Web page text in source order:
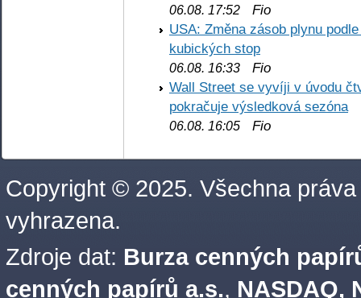
06.08. 17:52 Fio
USA: Změna zásob plynu
kubických stop
06.08. 16:33 Fio
Wall Street se vyvíji v úvodu
pokračuje výsledková sezóna
06.08. 16:05 Fio
Copyright © 2025. Všechna práva
vyhrazena.
Zdroje dat: Burza cenných
cenných papírů a.s., NASDAQ,